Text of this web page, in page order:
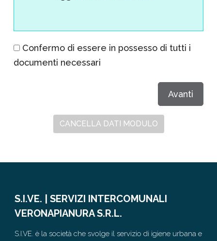
Confermo di essere in possesso di tutti i
documenti necessari
Avanti
CANCELLA DATI MODULO
S.I.VE. | SERVIZI INTERCOMUNALI
VERONAPIANURA S.R.L.
S.I.VE. è la società che svolge il servizio di igiene urbana e